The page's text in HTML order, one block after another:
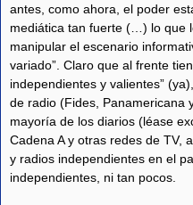
antes, como ahora, el poder
mediática tan fuerte (…) lo que
manipular el escenario
variado”. Claro que al frente
independientes y valientes”
de radio (Fides, Panamericana
mayoría de los diarios (léase
Cadena A y otras redes de TV,
y radios independientes en el
independientes, ni tan pocos.